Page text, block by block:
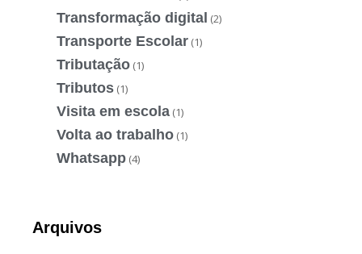
Transformação digital (2)
Transporte Escolar (1)
Tributação (1)
Tributos (1)
Visita em escola (1)
Volta ao trabalho (1)
Whatsapp (4)
Arquivos